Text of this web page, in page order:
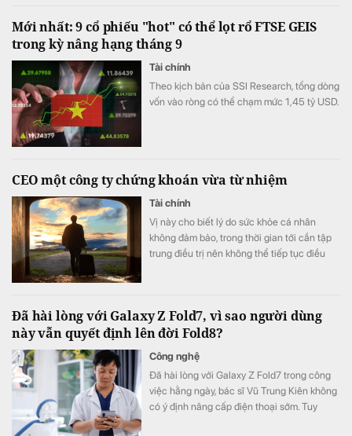
Mới nhất: 9 cổ phiếu "hot" có thể lọt rổ FTSE GEIS
trong kỳ nâng hạng tháng 9
Tài chính
Theo kịch bản của SSI Research, tổng dòng
vốn vào ròng có thể chạm mức 1,45 tỷ USD.
CEO một công ty chứng khoán vừa từ nhiệm
Tài chính
Vị này cho biết lý do sức khỏe cá nhân
không đảm bảo, trong thời gian tới cần tập
trung điều trị nên không thể tiếp tục điều
Đã hài lòng với Galaxy Z Fold7, vì sao người dùng
này vẫn quyết định lên đời Fold8?
Công nghệ
Đã hài lòng với Galaxy Z Fold7 trong công
việc hằng ngày, bác sĩ Vũ Trung Kiên không
có ý định nâng cấp điện thoại sớm. Tuy